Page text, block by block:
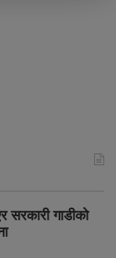
सरकारी गाडीको